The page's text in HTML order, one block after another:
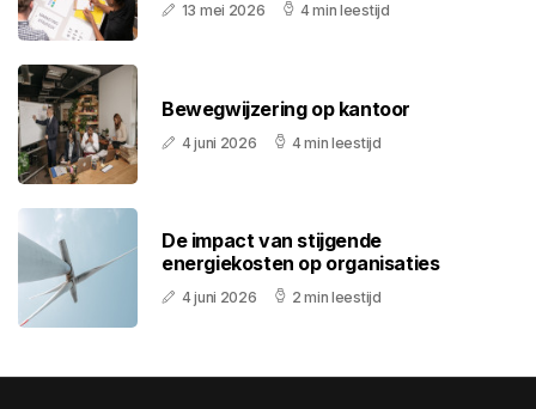
13 mei 2026 4 min leestijd
Bewegwijzering op kantoor
4 juni 2026 4 min leestijd
De impact van stijgende
energiekosten op organisaties
4 juni 2026 2 min leestijd